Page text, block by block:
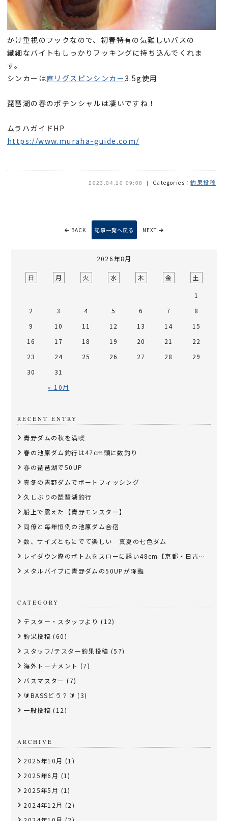
かけ重視のフックなので、初春特有の気難しいバスの
繊細なバイトもしっかりフッキングに持ち込んでくれま
す。
シンカーは直リグスピンシンカー3.5g使用
琵琶湖の春のポテンシャルは凄いですね！
ムラハガイドHP
https://www.muraha-guide.com/
2023.04.10 09:08 Categories：釣果投稿
BACK 記事一覧へ戻る NEXT
2026年8月
日 月 火 水 木 金 土
« 10月
1
2
3 4 5 6 7
8
9
10 11 12 13 14
15
16
17 18 19 20 21
22
23
24 25 26 27 28
29
30
31
RECENT ENTRY
青野ダムの秋を満喫
春の池原ダム釣行は47cm頭に数釣り
春の琵琶湖で50UP
真冬の青野ダムでボートフィッシング
久しぶりの琵琶湖釣行
船上で震えた【青野モンスター】
同僚と毎年恒例の池原ダム合宿
数、サイズともにでて楽しい 真夏の七色ダム
レイダウン際のボトムをスローに誘い48cm【京都・日吉ダム】
メタルバイブに青野ダムの50UPが降臨
CATEGORY
テスター・スタッフより (12)
釣果投稿 (60)
スタッフ/テスター釣果投稿 (57)
海外トーナメント (7)
バスマスター (7)
🔰BASSどう？🔰 (3)
一般投稿 (12)
ARCHIVE
2025年10月 (1)
2025年6月 (1)
2025年5月 (1)
2024年12月 (2)